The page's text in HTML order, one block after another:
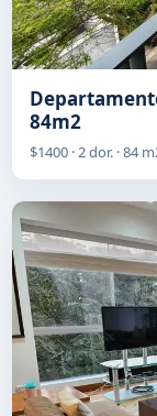
84m2
$1400 · 2 dor. · 84